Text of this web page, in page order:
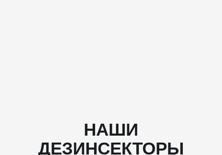
НАШИ
ДЕЗИНСЕКТОРЫ